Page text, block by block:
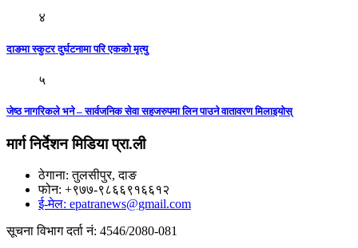
४
दाङमा स्कुटर दुर्घटनामा परि एकको मृत्यु
५
जेष्ठ नागरिकले भने – सार्वजनिक सेवा सहजरुपमा लिन पाउने वातावरण मिलाइयाेस्
मार्ग निर्देशन मिडिया प्रा.ली
ठेगाना: तुलसीपुर, दाङ
फोन: +९७७-९८६६९१६६१२
ई-मेल: epatranews@gmail.com
सूचना विभाग दर्ता नं: 4546/2080-081